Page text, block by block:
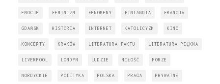
EMOCJE FEMINIZM FENOMENY FINLANDIA FRANCJA
GDAŃSK HISTORIA INTERNET KATOLICYZM KINO
KONCERTY KRAKÓW LITERATURA FAKTU LITERATURA PIĘKNA
LIVERPOOL LONDYN LUDZIE MIŁOŚĆ MORZE
NORDYCKIE POLITYKA POLSKA PRAGA PRYWATNE